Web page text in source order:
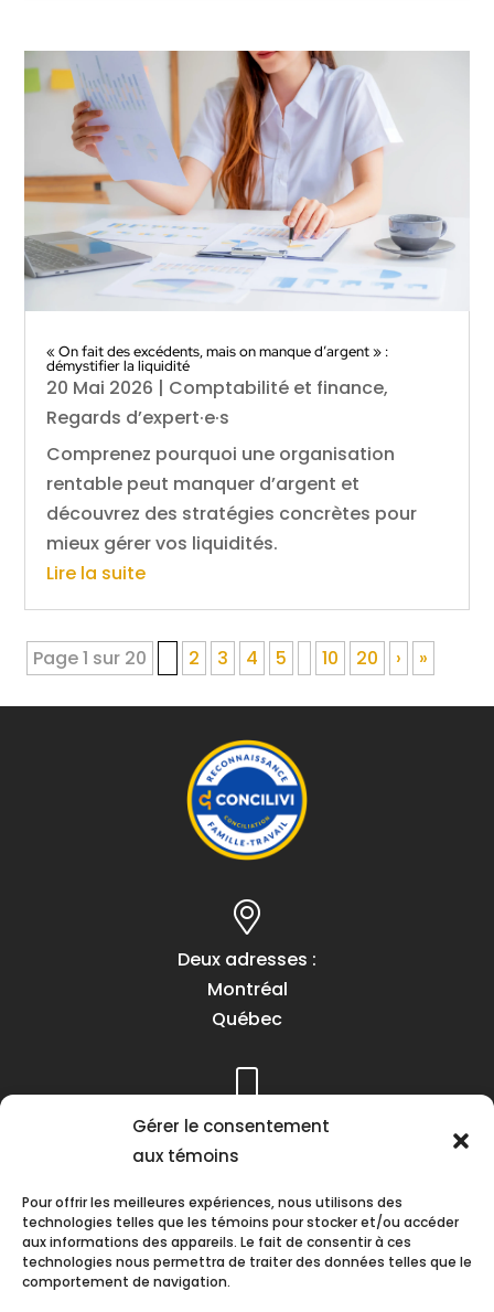
Gérer le consentement
aux témoins
Pour offrir les meilleures expériences, nous utilisons des
technologies telles que les témoins pour stocker et/ou accéder
aux informations des appareils. Le fait de consentir à ces
technologies nous permettra de traiter des données telles que le
comportement de navigation.
« On fait des excédents, mais on manque d’argent » :
démystifier la liquidité
20 Mai 2026 | Comptabilité et finance,
Regards d’expert·e·s
Comprenez pourquoi une organisation
rentable peut manquer d’argent et
découvrez des stratégies concrètes pour
mieux gérer vos liquidités.
Lire la suite
Page 1 sur 20 2 3 4 5 10 20 › »
Deux adresses :
Montréal
Québec
Téléphone :
(418) 622-1001
Heures d’ouverture :